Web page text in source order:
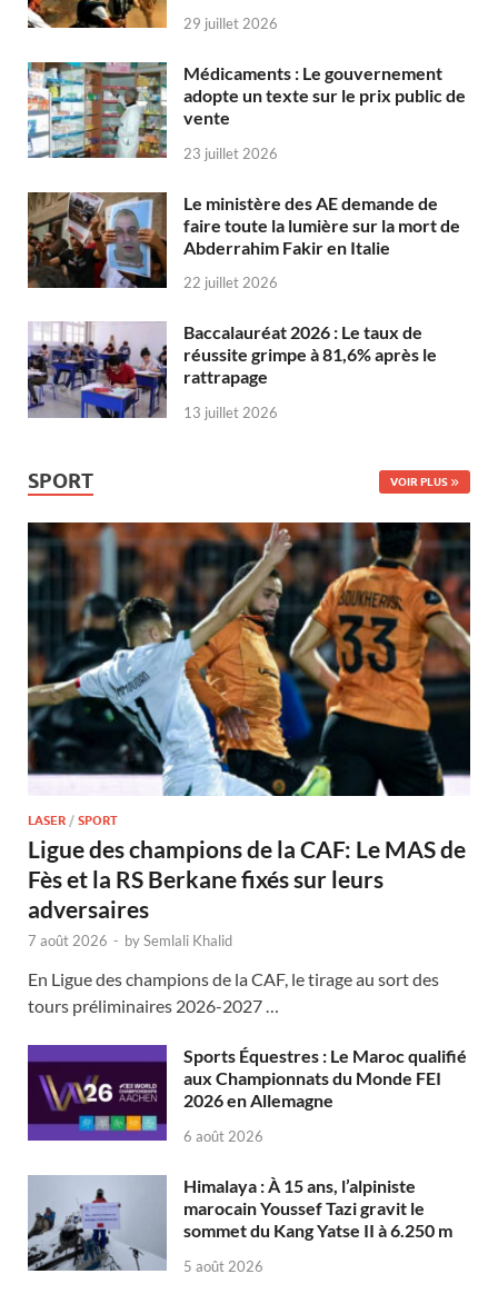
29 juillet 2026
Médicaments : Le gouvernement
adopte un texte sur le prix public de
vente
23 juillet 2026
Le ministère des AE demande de
faire toute la lumière sur la mort de
Abderrahim Fakir en Italie
22 juillet 2026
Baccalauréat 2026 : Le taux de
réussite grimpe à 81,6% après le
rattrapage
13 juillet 2026
SPORT VOIR PLUS
LASER / SPORT
Ligue des champions de la CAF: Le MAS de
Fès et la RS Berkane fixés sur leurs
adversaires
7 août 2026 - bySemlali Khalid
En Ligue des champions de la CAF, le tirage au sort des
tours préliminaires 2026-2027 …
Sports Équestres : Le Maroc qualifié
aux Championnats du Monde FEI
2026 en Allemagne
6 août 2026
Himalaya : À 15 ans, l’alpiniste
marocain Youssef Tazi gravit le
sommet du Kang Yatse II à 6.250 m
5 août 2026